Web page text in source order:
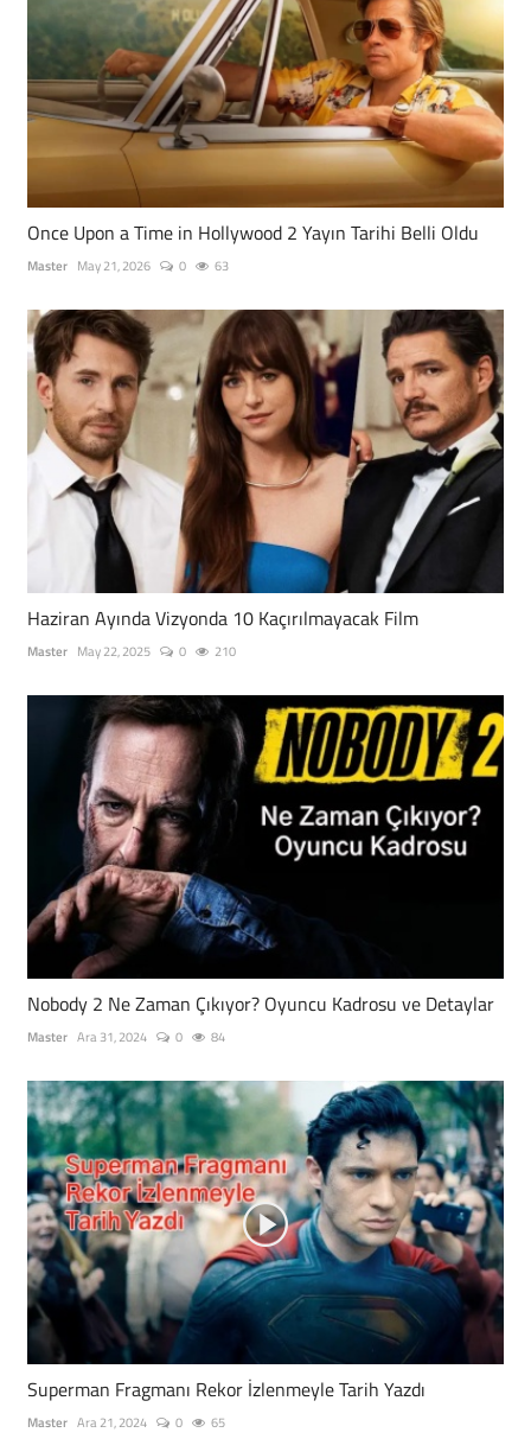
Once Upon a Time in Hollywood 2 Yayın Tarihi Belli Oldu
Master May 21, 2026 0 63
Haziran Ayında Vizyonda 10 Kaçırılmayacak Film
Master May 22, 2025 0 210
Nobody 2 Ne Zaman Çıkıyor? Oyuncu Kadrosu ve Detaylar
Master Ara 31, 2024 0 84
Superman Fragmanı Rekor İzlenmeyle Tarih Yazdı
Master Ara 21, 2024 0 65